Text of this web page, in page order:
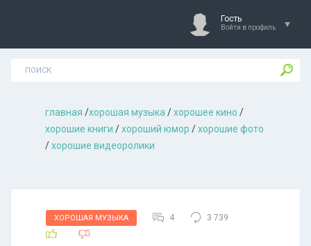
Гость
Войти в профиль
главная /хорошая музыкa /хорошее кино /
хорошие книги /хороший юмор /хорошие фото
/хорошие видеоролики
ХОРОШАЯ МУЗЫКА 4 3 739